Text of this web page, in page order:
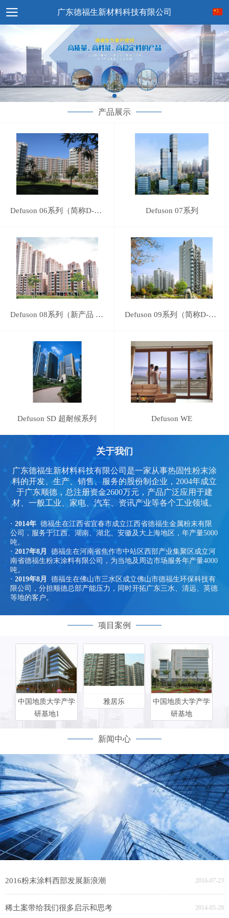
广东德福生新材料科技有限公司
产品展示
Defuson 06系列（简称D-06） Defuson 07系列
Defuson 08系列（新产品 简称D-08） Defuson 09系列（简称D-09）
Defuson SD 超耐候系列 Defuson WE
关于我们
广东德福生新材料科技有限公司是一家从事热固性粉末涂
料的开发、生产、销售、服务的股份制企业，2004年成立
于广东顺德，总注册资金2600万元，产品广泛应用于建
材、一般工业、家电、汽车、资讯产业等各个工业领域。
· 2014年 德福生在江西省宜春市成立江西省德福生金属粉末有限
公司，服务于江西、湖南、湖北、安徽及大上海地区，年产量5000
吨。
· 2017年8月
德福生在河南省焦作市中站区西部产业集聚区成立河
南省德福生粉末涂料有限公司，为当地及周边市场服务年产量4000
吨。
· 2019年8月
德福生在佛山市三水区成立佛山市德福生环保科技有
限公司，分担顺德总部产能压力，同时开拓广东三水、清远、英德
等地的客户。
项目案例
中国地质大学产学
研基地1
雅居乐
中国地质大学产学
研基地
新闻中心
2016粉末涂料西部发展新浪潮 2016-07-23
稀土案带给我们很多启示和思考 2014-05-29